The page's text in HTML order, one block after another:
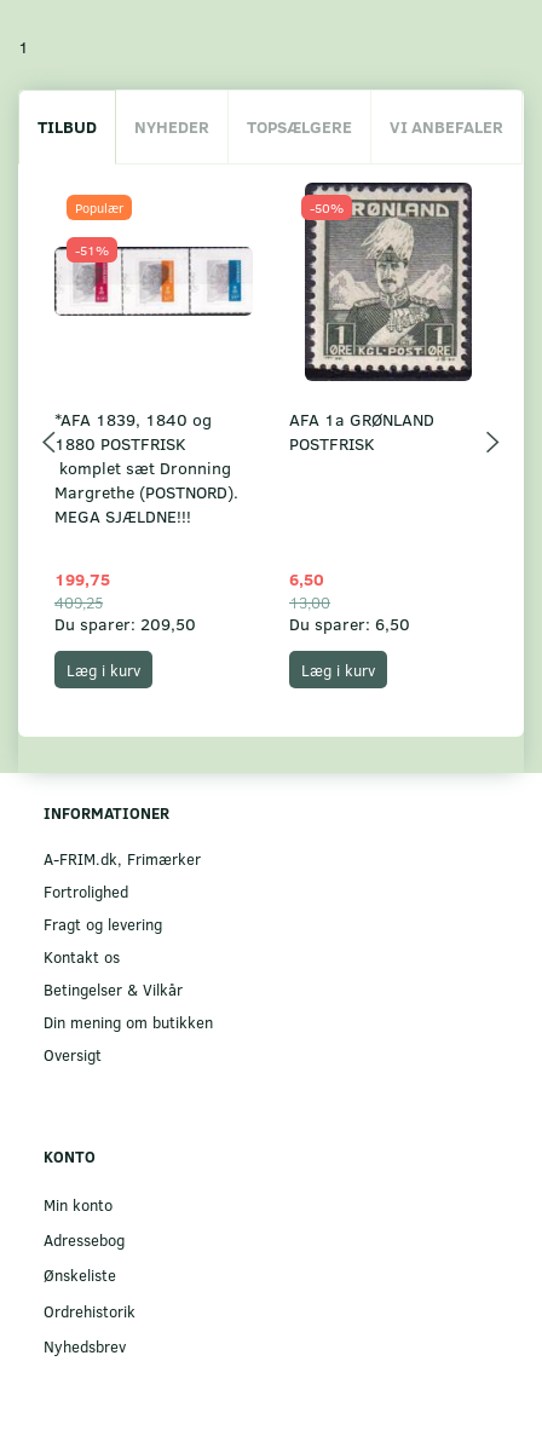
1
TILBUD NYHEDER TOPSÆLGERE VI ANBEFALER
Populær
-51%
*AFA 1839, 1840 og
1880 POSTFRISK
komplet sæt Dronning
Margrethe (POSTNORD).
MEGA SJÆLDNE!!!
199,75
409,25
Du sparer: 209,50
Læg i kurv
-50%
AFA 1a GRØNLAND
POSTFRISK
6,50
13,00
Du sparer: 6,50
Læg i kurv
INFORMATIONER
A-FRIM.dk, Frimærker
Fortrolighed
Fragt og levering
Kontakt os
Betingelser & Vilkår
Din mening om butikken
Oversigt
KONTO
Min konto
Adressebog
Ønskeliste
Ordrehistorik
Nyhedsbrev